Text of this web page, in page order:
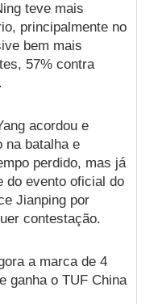
teve mais
principalmente no
bem mais
57% contra
acordou e
na batalha e
perdido, mas já
do evento oficial do
Jianping por
contestação.
a marca de 4
ganha o TUF China